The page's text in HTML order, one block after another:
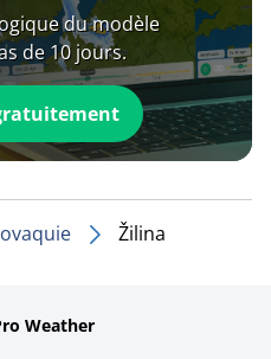
du modèle
de 10 jours.
Žilina
Weather